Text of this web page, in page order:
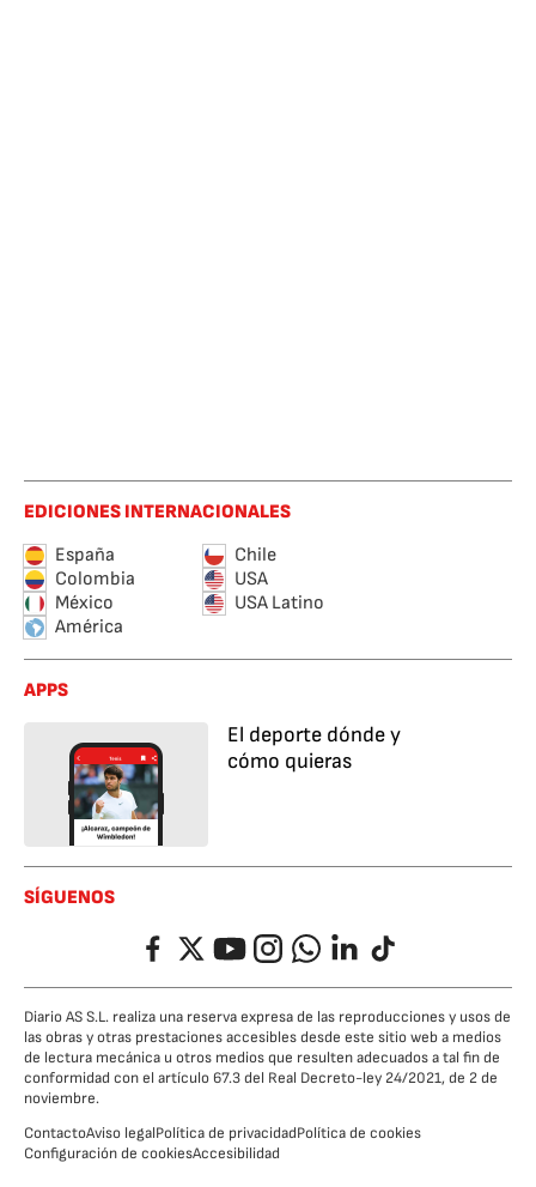
EDICIONES INTERNACIONALES
España
Chile
Colombia
USA
México
USA Latino
América
APPS
El deporte dónde y
cómo quieras
SÍGUENOS
FacebookTwitterYouTubeInstagramWhatsappLinkedIn
TikTok
Diario AS S.L. realiza una reserva expresa de las reproducciones y usos de
las obras y otras prestaciones accesibles desde este sitio web a medios
de lectura mecánica u otros medios que resulten adecuados a tal fin de
conformidad con el artículo 67.3 del Real Decreto-ley 24/2021, de 2 de
noviembre.
ContactoAviso legalPolítica de privacidadPolítica de cookies
Configuración de cookiesAccesibilidad